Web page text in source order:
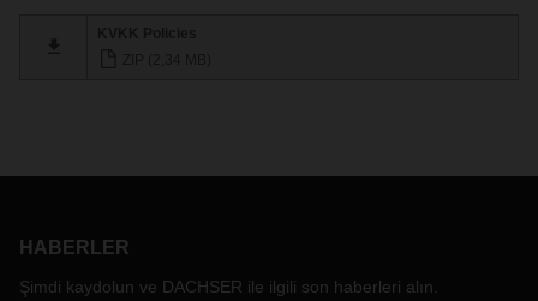
HABERLER
Şimdi kaydolun ve DACHSER ile ilgili son haberleri alın.